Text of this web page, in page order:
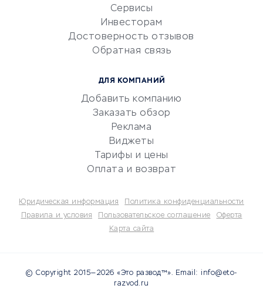
документооборот
Юридические компании
Бухгалтерия онлайн
Потребительские кредиты
Сервисы
Инвесторам
Достоверность отзывов
Обратная связь
ДЛЯ КОМПАНИЙ
Добавить компанию
Заказать обзор
Реклама
Виджеты
Тарифы и цены
Оплата и возврат
Юридическая информация
Политика конфиденциальности
Правила и условия
Пользовательское соглашение
Оферта
Карта сайта
© Copyright 2015—2026 «Это развод™». Email: info@eto-
razvod.ru